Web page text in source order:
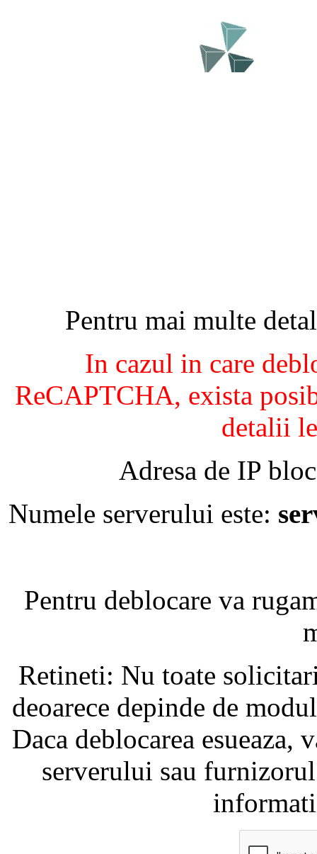
Pentru mai multe
In cazul in care
ReCAPTCHA, exista
detalii
Adresa de IP
Numele serverului este:
Pentru deblocare va
Retineti: Nu toate
deoarece depinde de
Daca deblocarea
serverului sau